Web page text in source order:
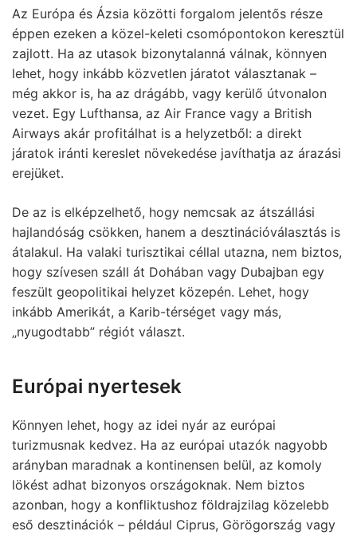
Az Európa és Ázsia közötti forgalom jelentős része
éppen ezeken a közel-keleti csomópontokon keresztül
zajlott. Ha az utasok bizonytalanná válnak, könnyen
lehet, hogy inkább közvetlen járatot választanak –
még akkor is, ha az drágább, vagy kerülő útvonalon
vezet. Egy Lufthansa, az Air France vagy a British
Airways akár profitálhat is a helyzetből: a direkt
járatok iránti kereslet növekedése javíthatja az árazási
erejüket.
De az is elképzelhető, hogy nemcsak az átszállási
hajlandóság csökken, hanem a desztinációválasztás is
átalakul. Ha valaki turisztikai céllal utazna, nem biztos,
hogy szívesen száll át Dohában vagy Dubajban egy
feszült geopolitikai helyzet közepén. Lehet, hogy
inkább Amerikát, a Karib-térséget vagy más,
„nyugodtabb” régiót választ.
Európai nyertesek
Könnyen lehet, hogy az idei nyár az európai
turizmusnak kedvez. Ha az európai utazók nagyobb
arányban maradnak a kontinensen belül, az komoly
lökést adhat bizonyos országoknak. Nem biztos
azonban, hogy a konfliktushoz földrajzilag közelebb
eső desztinációk – például Ciprus, Görögország vagy